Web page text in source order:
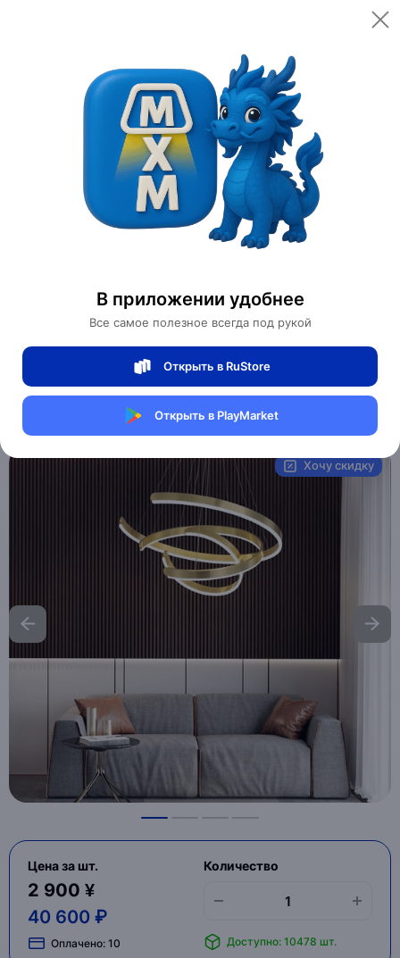
В приложении удобнее
Все самое полезное всегда под рукой
Открыть в RuStore
Открыть в PlayMarket
Открыть
Категории Светильники
Люстры
60*80*100 металл, LED.
Магазин Table lamps
MHM_RUBY_1
Хочу скидку
Цена за шт.
2 900 ¥
40 600 ₽
Оплачено: 10
Количество
Доступно: 10478 шт.